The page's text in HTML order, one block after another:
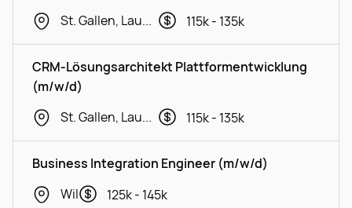
St. Gallen, Lausanne, Geneva
115k - 135k
CRM-Lösungsarchitekt Plattformentwicklung
(m/w/d)
St. Gallen, Lausanne, Geneva
115k - 135k
Business Integration Engineer (m/w/d)
Wil
125k - 145k